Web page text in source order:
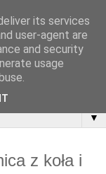
▼
z koła i
its services
user-agent are
and security
usage